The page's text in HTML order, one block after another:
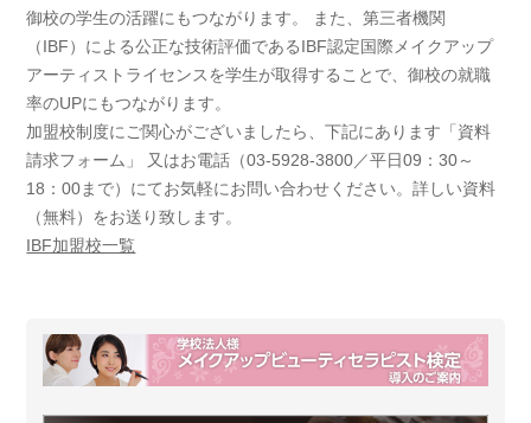
御校の学生の活躍にもつながります。 また、第三者機関
（IBF）による公正な技術評価であるIBF認定国際メイクアップ
アーティストライセンスを学生が取得することで、御校の就職
率のUPにもつながります。
加盟校制度にご関心がございましたら、下記にあります「資料
請求フォーム」 又はお電話（03-5928-3800／平日09：30～
18：00まで）にてお気軽にお問い合わせください。詳しい資料
（無料）をお送り致します。
IBF加盟校一覧